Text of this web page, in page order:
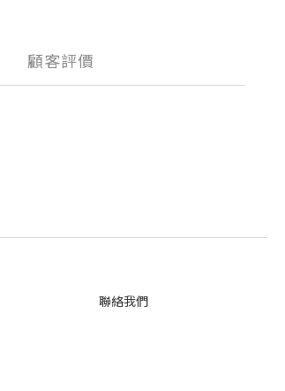
顧客評價
聯絡我們